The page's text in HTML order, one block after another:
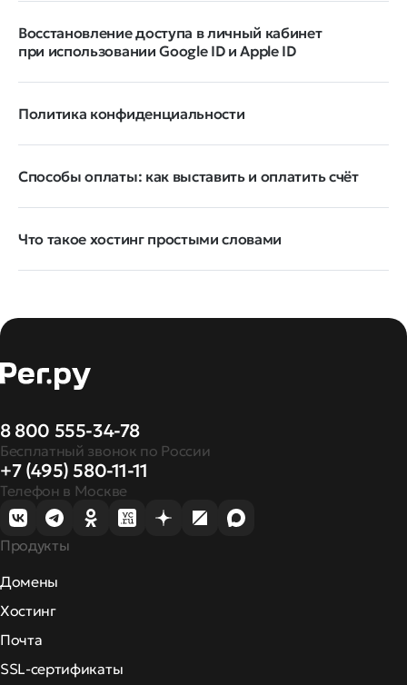
Восстановление доступа в личный кабинет
при использовании Google ID и Apple ID
Политика конфиденциальности
Способы оплаты: как выставить и оплатить счёт
Что такое хостинг простыми словами
8 800 555-34-78
Бесплатный звонок по России
+7 (495) 580-11-11
Телефон в Москве
Продукты
Домены
Хостинг
Почта
SSL-сертификаты